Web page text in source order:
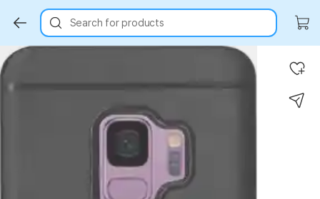
Search for products
Key Highlights